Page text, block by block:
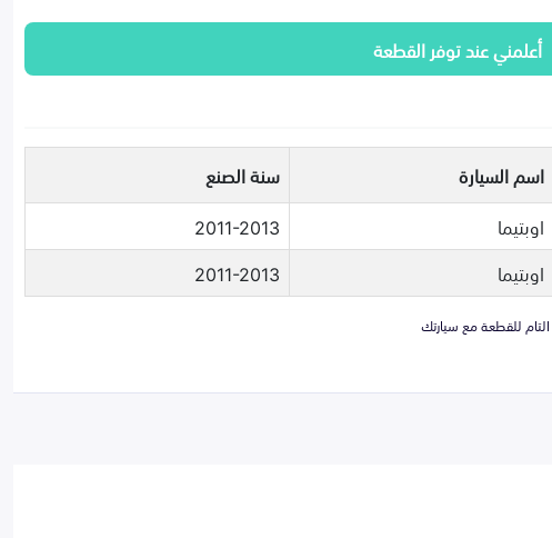
أعلمني عند توفر القطعة
اسم السيارة
سنة الصنع
اوبتيما
2011-2013
اوبتيما 2011-2013